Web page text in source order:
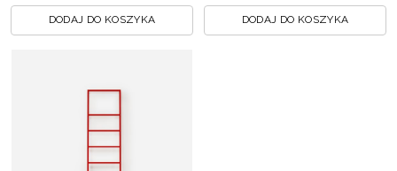
DODAJ DO KOSZYKA DODAJ DO KOSZYKA